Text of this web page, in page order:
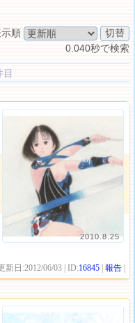
順
0.040秒で検索
2010.8.25
新日:2012/06/03 | ID:16845 |報告